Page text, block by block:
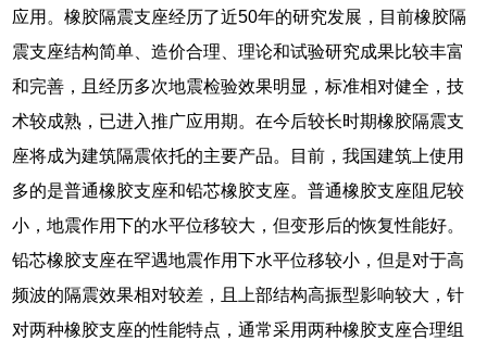
应用。橡胶隔震支座经历了近50年的研究发展，目前橡胶隔
震支座结构简单、造价合理、理论和试验研究成果比较丰富
和完善，且经历多次地震检验效果明显，标准相对健全，技
术较成熟，已进入推广应用期。在今后较长时期橡胶隔震支
座将成为建筑隔震依托的主要产品。目前，我国建筑上使用
多的是普通橡胶支座和铅芯橡胶支座。普通橡胶支座阻尼较
小，地震作用下的水平位移较大，但变形后的恢复性能好。
铅芯橡胶支座在罕遇地震作用下水平位移较小，但是对于高
频波的隔震效果相对较差，且上部结构高振型影响较大，针
对两种橡胶支座的性能特点，通常采用两种橡胶支座合理组